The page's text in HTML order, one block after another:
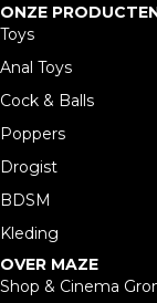
ONZE
Toys
Anal Toys
Cock & Balls
Poppers
Drogist
BDSM
Kleding
OVER MAZE
Shop & Cinema